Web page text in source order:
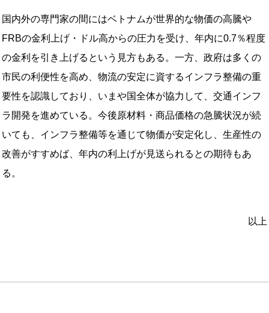
国内外の専門家の間にはベトナムが世界的な物価の高騰や
FRBの金利上げ・ドル高からの圧力を受け、年内に0.7％程度
の金利を引き上げるという見方もある。一方、政府は多くの
市民の利便性を高め、物流の安定に資するインフラ整備の重
要性を認識しており、いまや国全体が協力して、交通インフ
ラ開発を進めている。今後原材料・商品価格の急騰状況が続
いても、インフラ整備等を通じて物価が安定化し、生産性の
改善がすすめば、年内の利上げが見送られるとの期待もあ
る。
以上